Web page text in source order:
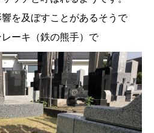
を及ぼすことがあるそうで
ーキ（鉄の熊手）で